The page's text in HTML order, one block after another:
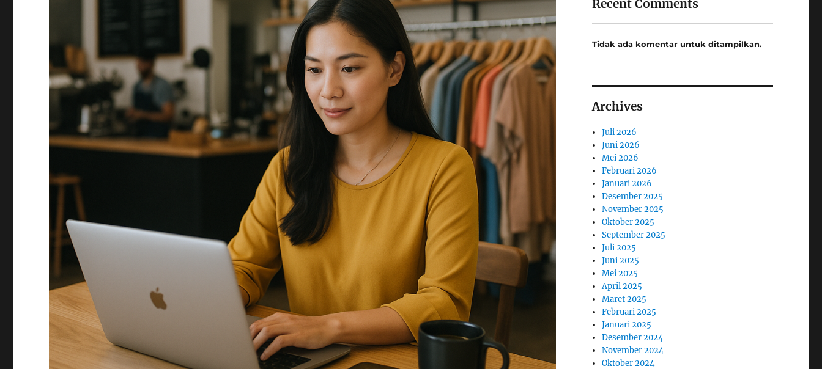
Recent Comments
Tidak ada komentar untuk ditampilkan.
Archives
Juli 2026
Juni 2026
Mei 2026
Februari 2026
Januari 2026
Desember 2025
November 2025
Oktober 2025
September 2025
Juli 2025
Juni 2025
Mei 2025
April 2025
Maret 2025
Februari 2025
Januari 2025
Desember 2024
November 2024
Oktober 2024